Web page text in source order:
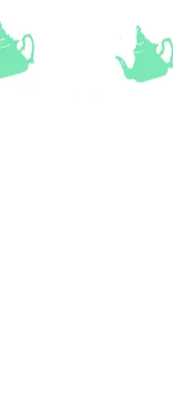
steeds wisselende
soort dag van de dood
ons als je wilt weten
in huis hebben.